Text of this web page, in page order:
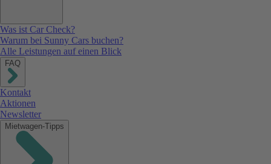
Was ist Car Check?
Warum bei Sunny Cars buchen?
Alle Leistungen auf einen Blick
FAQ
Kontakt
Aktionen
Newsletter
Mietwagen-Tipps